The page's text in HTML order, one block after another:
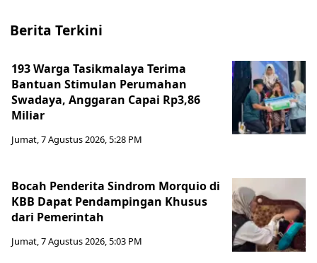
Berita Terkini
193 Warga Tasikmalaya Terima
Bantuan Stimulan Perumahan
Swadaya, Anggaran Capai Rp3,86
Miliar
Jumat, 7 Agustus 2026, 5:28 PM
Bocah Penderita Sindrom Morquio di
KBB Dapat Pendampingan Khusus
dari Pemerintah
Jumat, 7 Agustus 2026, 5:03 PM